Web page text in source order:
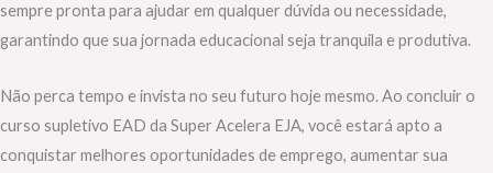
sempre pronta para ajudar em qualquer dúvida ou necessidade,
garantindo que sua jornada educacional seja tranquila e produtiva.
Não perca tempo e invista no seu futuro hoje mesmo. Ao concluir o
curso supletivo EAD da Super Acelera EJA, você estará apto a
conquistar melhores oportunidades de emprego, aumentar sua